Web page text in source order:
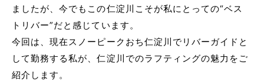
ましたが、今でもこの仁淀川こそが私にとっての“ベス
トリバー”だと感じています。
今回は、現在スノーピークおち仁淀川でリバーガイドと
して勤務する私が、仁淀川でのラフティングの魅力をご
紹介します。